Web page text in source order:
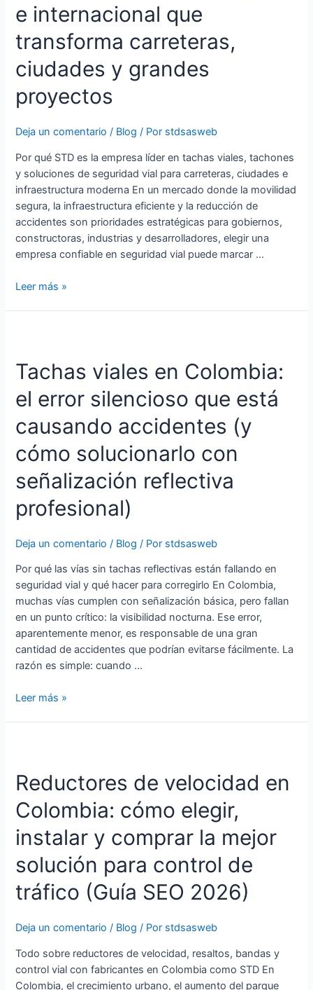
e internacional que
transforma carreteras,
ciudades y grandes
proyectos
Deja un comentario / Blog / Por stdsasweb
Por qué STD es la empresa líder en tachas viales, tachones
y soluciones de seguridad vial para carreteras, ciudades e
infraestructura moderna En un mercado donde la movilidad
segura, la infraestructura eficiente y la reducción de
accidentes son prioridades estratégicas para gobiernos,
constructoras, industrias y desarrolladores, elegir una
empresa confiable en seguridad vial puede marcar …
con
presencia
nacional
internacional
transforma
ciudades
y
grandes
proyectos
Leer más »
Tachas viales en Colombia:
el error silencioso que está
causando accidentes (y
cómo solucionarlo con
señalización reflectiva
profesional)
Deja un comentario / Blog / Por stdsasweb
Por qué las vías sin tachas reflectivas están fallando en
seguridad vial y qué hacer para corregirlo En Colombia,
muchas vías cumplen con señalización básica, pero fallan
en un punto crítico: la visibilidad nocturna. Ese error,
aparentemente menor, es responsable de una gran
cantidad de accidentes que podrían evitarse fácilmente. La
razón es simple: cuando …
en
Colombia:
el
silencioso
que
está
causando
(y
solucionarlo
señalización
reflectiva
profesional)
Leer más »
Reductores de velocidad en
Colombia: cómo elegir,
instalar y comprar la mejor
solución para control de
tráfico (Guía SEO 2026)
Deja un comentario / Blog / Por stdsasweb
Todo sobre reductores de velocidad, resaltos, bandas y
control vial con fabricantes en Colombia como STD En
Colombia, el crecimiento urbano, el aumento del parque
velocidad
en
Colombia:
elegir,
instalar
y
comprar
mejor
para
control
de